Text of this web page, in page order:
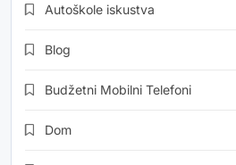
Autoškole iskustva
Blog
Budžetni Mobilni Telefoni
Dom